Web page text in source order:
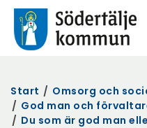
Start / Omsorg och
/ God man och
/ Du som är god man